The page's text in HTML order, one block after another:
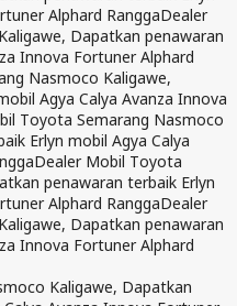
Alphard RanggaDealer
Dapatkan penawaran
Innova Fortuner Alphard
Nasmoco Kaligawe,
Agya Calya Avanza Innova
Toyota Semarang Nasmoco
Erlyn mobil Agya Calya
Dealer Mobil Toyota
penawaran terbaik Erlyn
Alphard RanggaDealer
Dapatkan penawaran
Innova Fortuner Alphard
Kaligawe, Dapatkan